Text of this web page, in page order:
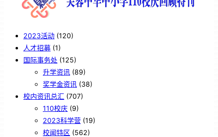
2023活动 (120)
人才招募 (1)
国际事务处 (125)
升学资讯 (89)
奖学金资讯 (38)
校内资讯总汇 (707)
110校庆 (9)
2023科学营 (19)
校闻特区 (562)